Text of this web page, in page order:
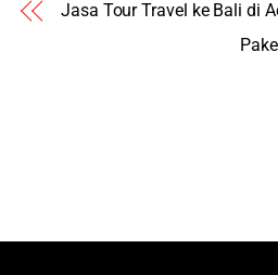
Jasa Tour Travel ke Bali di